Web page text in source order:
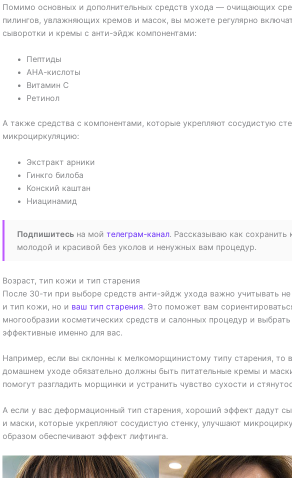
Помимо основных и дополнительных средств ухода — очищающих
пилингов, увлажняющих кремов и масок, вы можете регулярно
сыворотки и кремы с анти-эйдж компонентами:
Пептиды
АНА-кислоты
Витамин C
Ретинол
А также средства с компонентами, которые укрепляют сосудистую
микроциркуляцию:
Экстракт арники
Гинкго билоба
Конский каштан
Ниацинамид
Подпишитесь на мой телеграм-канал. Рассказываю как сохранить
молодой и красивой без уколов и ненужных вам процедур.
Возраст, тип кожи и тип старения
После 30-ти при выборе средств анти-эйдж ухода важно учитывать не
и тип кожи, но и ваш тип старения. Это поможет вам
многообразии косметических средств и салонных процедур и
эффективные именно для вас.
Например, если вы склонны к мелкоморщинистому типу старения, то
домашнем уходе обязательно должны быть питательные кремы и
помогут разгладить морщинки и устранить чувство сухости и
А если у вас деформационный тип старения, хороший эффект дадут
и маски, которые укрепляют сосудистую стенку, улучшают
образом обеспечивают эффект лифтинга.